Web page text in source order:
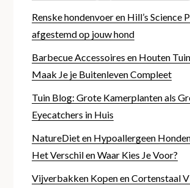
Renske hondenvoer en Hill’s Science
afgestemd op jouw hond
Barbecue Accessoires en Houten
Maak Je je Buitenleven Compleet
Tuin Blog: Grote Kamerplanten als
Eyecatchers in Huis
NatureDiet en Hypoallergeen
Het Verschil en Waar Kies Je Voor?
Vijverbakken Kopen en Cortenstaal